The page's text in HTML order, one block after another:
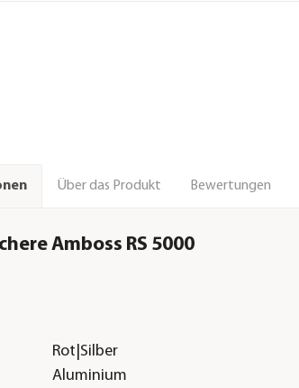
Über das Produkt Bewertungen
Amboss RS 5000
Rot|Silber
Aluminium